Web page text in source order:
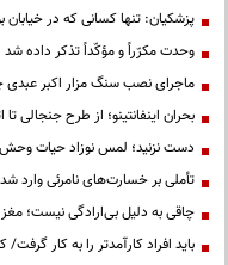
پزشکیان: تنها کسانی که در خیابان
وحدت مکرّراً و مؤکّداً تذکر داده شد
ماجرای نصب سنگ مزار اکبر
بحران اینفانتینو؛ از طرح جنجالی
دست نزنید؛ لمس نوزاد حیات
تأملی بر خسارت‌های نامرئی وارد
چاقی به دلیل بی‌ارادگی نیست؛
باید افراد کارآمدتر را به کار